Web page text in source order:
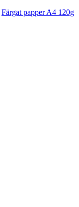
Färgat papper A4 120g